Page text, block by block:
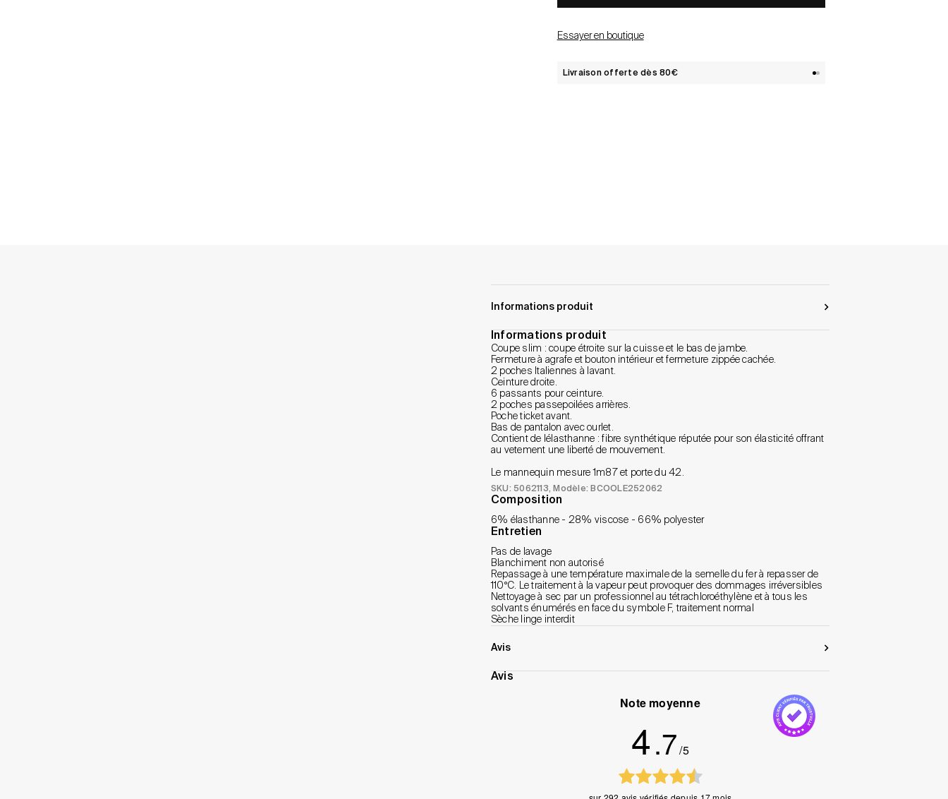
Essayer en boutique
Livraison offerte dès 80€ 12
Informations produit
Informations produit
Coupe slim : coupe étroite sur la cuisse et le bas de jambe.
Fermeture à agrafe et bouton intérieur et fermeture zippée cachée.
2 poches Italiennes à lavant.
Ceinture droite.
6 passants pour ceinture.
2 poches passepoilées arrières.
Poche ticket avant.
Bas de pantalon avec ourlet.
Contient de lélasthanne : fibre synthétique réputée pour son élasticité offrant
au vetement une liberté de mouvement.
Le mannequin mesure 1m87 et porte du 42.
SKU: 5062113, Modèle: BCOOLE252062
Composition
6% élasthanne - 28% viscose - 66% polyester
Entretien
Pas de lavage
Blanchiment non autorisé
Repassage à une température maximale de la semelle du fer à repasser de
110°C. Le traitement à la vapeur peut provoquer des dommages irréversibles
Nettoyage à sec par un professionnel au tétrachloroéthylène et à tous les
solvants énumérés en face du symbole F, traitement normal
Sèche linge interdit
Avis
Avis
Note moyenne
4.7/5